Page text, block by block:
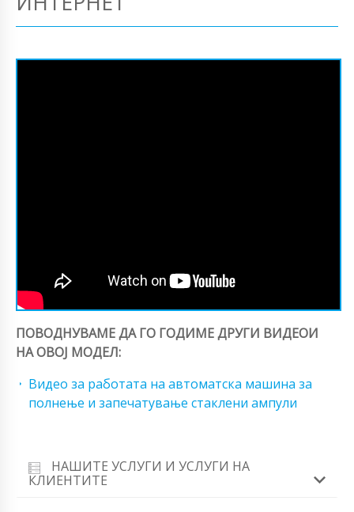
ПОВОДНУВАМЕ ДА ГО ГОДИМЕ ДРУГИ ВИДЕОИ
НА ОВОЈ МОДЕЛ:
Видео за работата на автоматска машина за
полнење и запечатување стаклени ампули
НАШИТЕ УСЛУГИ И УСЛУГИ НА
КЛИЕНТИТЕ